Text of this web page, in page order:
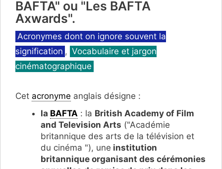
BAFTA" ou "Les BAFTA
Axwards".
Catégories
Acronymes dont on ignore souvent la
signification , Vocabulaire et jargon
cinématographique
Cet acronyme anglais désigne :
la BAFTA : la British Academy of Film
and Television Arts ("Académie
britannique des arts de la télévision et
du cinéma "), une institution
britannique organisant des cérémonies